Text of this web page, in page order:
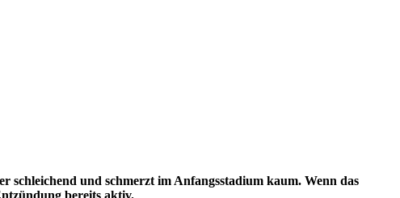
schleichend und schmerzt im Anfangsstadium kaum. Wenn das